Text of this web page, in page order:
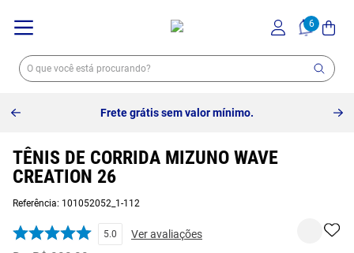
10% off no pix à vista -Saiba mais
TÊNIS DE CORRIDA MIZUNO WAVE
CREATION 26
Referência: 101052052_1-112
5.0 Ver avaliações